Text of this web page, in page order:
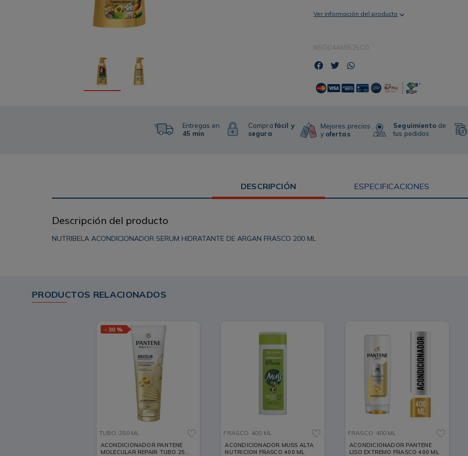
Ver información del producto
NSOC4460525CO
Entregas en
45 min
Comprafácil y
segura
Mejores precios
y ofertas
Seguimiento de
tus pedidos
DESCRIPCIÓN ESPECIFICACIONES
Descripción del producto
NUTRIBELA ACONDICIONADOR SERUM HIDRATANTE DE ARGAN FRASCO 200 ML
PRODUCTOS RELACIONADOS
- 30 %
TUBO 250 ML
ACONDICIONADOR PANTENE
MOLECULAR REPAIR TUBO 250
FRASCO 400 ML
ACONDICIONADOR MUSS ALTA
NUTRICION FRASCO 400 ML
FRASCO 400 ML
ACONDICIONADOR PANTENE
LISO EXTREMO FRASCO 400 ML